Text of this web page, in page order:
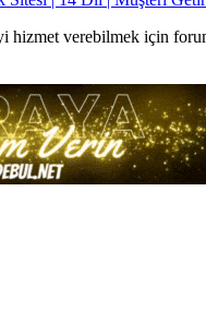
hizmet verebilmek için